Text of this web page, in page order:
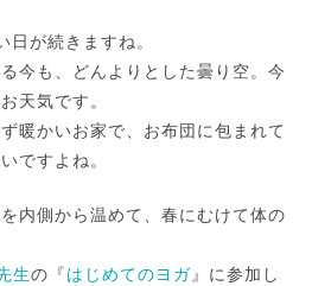
が続きますね。
今も、どんよりとした曇り空。今
天気です。
暖かいお家で、お布団に包まれて
ですよね。
内側から温めて、春にむけて体の
生の『はじめてのヨガ』に参加し